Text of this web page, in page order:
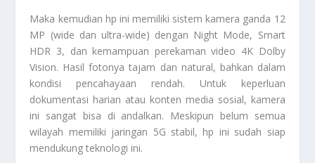
Maka kemudian hp ini memiliki sistem kamera ganda 12
MP (wide dan ultra-wide) dengan Night Mode, Smart
HDR 3, dan kemampuan perekaman video 4K Dolby
Vision. Hasil fotonya tajam dan natural, bahkan dalam
kondisi pencahayaan rendah. Untuk keperluan
dokumentasi harian atau konten media sosial, kamera
ini sangat bisa di andalkan. Meskipun belum semua
wilayah memiliki jaringan 5G stabil, hp ini sudah siap
mendukung teknologi ini.